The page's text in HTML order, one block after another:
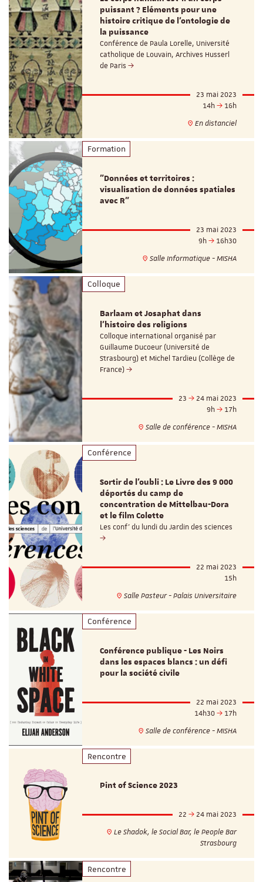
puissant ? Eléments pour une
histoire critique de l'ontologie de
la puissance
Conférence de Paula Lorelle, Université
catholique de Louvain, Archives Husserl
de Paris
23 mai 2023
14h
16h
En distanciel
Formation
"Données et territoires :
visualisation de données spatiales
avec R"
23 mai 2023
9h
16h30
Salle Informatique - MISHA
Colloque
Barlaam et Josaphat dans
l'histoire des religions
Colloque international organisé par
Guillaume Ducoeur (Université de
Strasbourg) et Michel Tardieu (Collège de
France)
23
24 mai 2023
9h
17h
Salle de conférence - MISHA
Conférence
Sortir de l’oubli : Le Livre des 9 000
déportés du camp de
concentration de Mittelbau-Dora
et le film Colette
Les conf' du lundi du Jardin des sciences
22 mai 2023
15h
Salle Pasteur - Palais Universitaire
Conférence
Conférence publique - Les Noirs
dans les espaces blancs : un défi
pour la société civile
22 mai 2023
14h30
17h
Salle de conférence - MISHA
Rencontre
Pint of Science 2023
22
24 mai 2023
Le Shadok, le Social Bar, le People Bar
Strasbourg
Rencontre